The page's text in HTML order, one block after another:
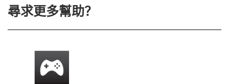
尋求更多幫助？